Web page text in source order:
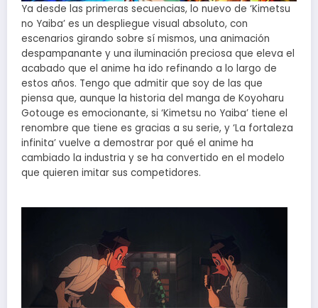
Ya desde las primeras secuencias, lo nuevo de ‘Kimetsu
no Yaiba’ es un despliegue visual absoluto, con
escenarios girando sobre sí mismos, una animación
despampanante y una iluminación preciosa que eleva el
acabado que el anime ha ido refinando a lo largo de
estos años. Tengo que admitir que soy de las que
piensa que, aunque la historia del manga de Koyoharu
Gotouge es emocionante, si ‘Kimetsu no Yaiba’ tiene el
renombre que tiene es gracias a su serie, y ‘La fortaleza
infinita’ vuelve a demostrar por qué el anime ha
cambiado la industria y se ha convertido en el modelo
que quieren imitar sus competidores.